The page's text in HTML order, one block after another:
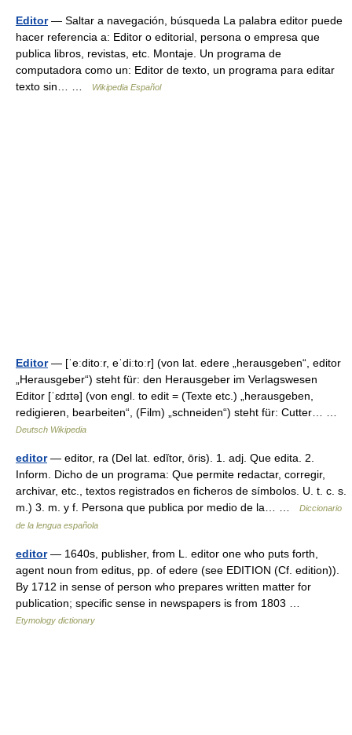
Editor— Saltar a navegación, búsqueda La palabra editor puede
hacer referencia a: Editor o editorial, persona o empresa que
publica libros, revistas, etc. Montaje. Un programa de
computadora como un: Editor de texto, un programa para editar
texto sin… …
Wikipedia Español
Editor— [ˈeːditoːr, eˈdiːtoːr] (von lat. edere „herausgeben“, editor
„Herausgeber“) steht für: den Herausgeber im Verlagswesen
Editor [ˈɛdɪtə] (von engl. to edit = (Texte etc.) „herausgeben,
redigieren, bearbeiten“, (Film) „schneiden“) steht für: Cutter… …
Deutsch Wikipedia
editor— editor, ra (Del lat. edĭtor, ōris). 1. adj. Que edita. 2.
Inform. Dicho de un programa: Que permite redactar, corregir,
archivar, etc., textos registrados en ficheros de símbolos. U. t. c. s.
m.) 3. m. y f. Persona que publica por medio de la… …
Diccionario
de la lengua española
editor— 1640s, publisher, from L. editor one who puts forth,
agent noun from editus, pp. of edere (see EDITION (Cf. edition)).
By 1712 in sense of person who prepares written matter for
publication; specific sense in newspapers is from 1803 …
Etymology dictionary